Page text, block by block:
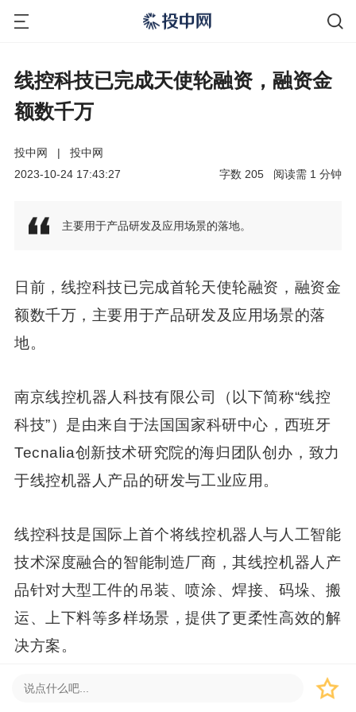
线控科技已完成天使轮融资，融资金
额数千万
投中网 |
投中网
2023-10-24 17:43:27
分钟
1
阅读需
205
字数
主要用于产品研发及应用场景的落地。
日前，线控科技已完成首轮天使轮融资，融资金
额数千万，主要用于产品研发及应用场景的落
地。
南京线控机器人科技有限公司（以下简称“线控
科技”）是由来自于法国国家科研中心，西班牙
Tecnalia创新技术研究院的海归团队创办，致力
于线控机器人产品的研发与工业应用。
线控科技是国际上首个将线控机器人与人工智能
技术深度融合的智能制造厂商，其线控机器人产
品针对大型工件的吊装、喷涂、焊接、码垛、搬
运、上下料等多样场景，提供了更柔性高效的解
决方案。